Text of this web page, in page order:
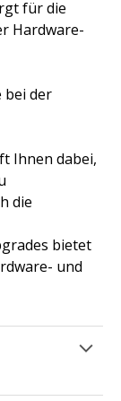
für die
Hardware-
bei der
Ihnen dabei,
die
bietet
und